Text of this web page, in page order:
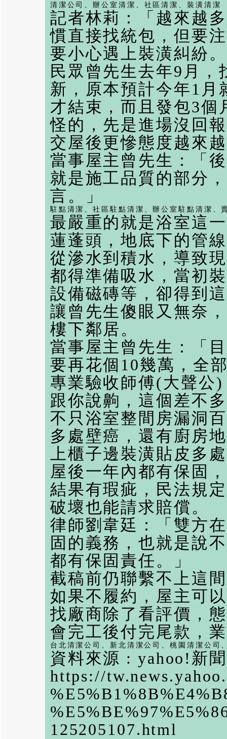
清潔公司 、辦公室清潔 社區清潔 裝潢清潔
記者林莉：「越來越
慣直接找統包，但要
要小心遇上裝潢糾紛
民眾曾先生去年9月，
新，原本預計今年1月
才結束，而且發包3個
怪的，先是進場沒回
交屋後更慘態度越來
當事屋主曾先生：「
就是施工品質的部分
言。」
駐點清潔 、社區駐點清潔 、辦公室駐點清潔 、
最嚴重的就是浴室這
蓮蓬頭，地底下的管
從滲水到積水，導致
都得準備吸水，當初
設備磁磚等，卻得到
讓曾先生傻眼又無奈
樓下鄰居。
當事屋主曾先生：「
要再花個10幾萬，全
專業驗收師傅(大聲公
跟你說齁，這個差不
不只浴室整間房漏洞
多處壁癌，還有廚房
上櫃子邊裝潢貼皮多
屋後一年內都有保固
結果有瑕疵，民法規
破壞也能請求賠償。
律師劉韋廷：「雙方
固的義務，也就是說
都有保固責任。」
截稿前仍聯繫不上這
如果不履約，屋主可
找廠商除了看評價，
會完工後付完尾款，
台北清潔公司 新北清潔公司 、桃園清潔公司
資料來源 : yahoo!新聞
https://
125205107.html